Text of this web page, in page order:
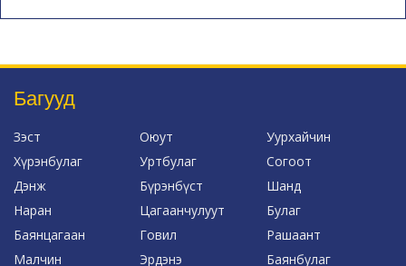
Багууд
Зэст Оюут
Уурхайчин
Хүрэнбулаг
Уртбулаг
Согоот
Дэнж
Бүрэнбүст
Шанд
Наран
Цагаанчулуут
Булаг
Баянцагаан
Говил
Рашаант
Малчин
Эрдэнэ
Баянбулаг